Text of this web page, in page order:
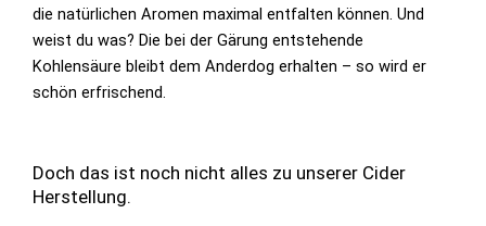
die natürlichen Aromen maximal entfalten können. Und
weist du was? Die bei der Gärung entstehende
Kohlensäure bleibt dem Anderdog erhalten – so wird er
schön erfrischend.
Doch das ist noch nicht alles zu unserer Cider
Herstellung.